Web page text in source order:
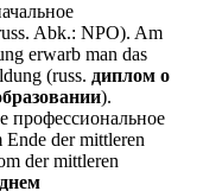
Abk.: NPO). Am
erwarb man das
(russ. диплом о
).
профессиональное
der mittleren
der mittleren